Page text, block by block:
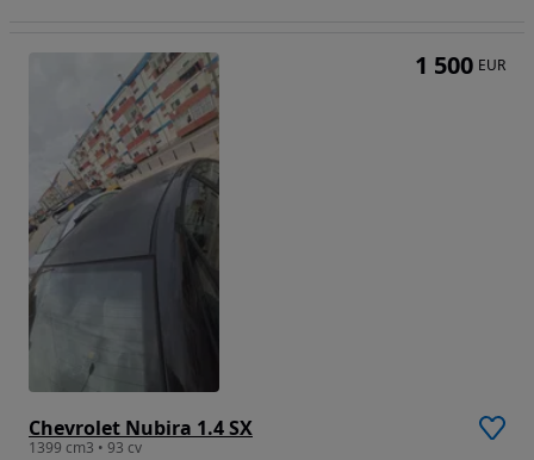
Chevrolet Nubira 1.4 SX
1399 cm3 • 93 cv
1 500 EUR